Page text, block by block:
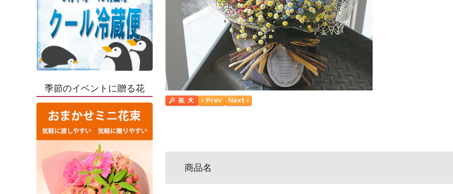
季節のイベントに贈る花
商品名